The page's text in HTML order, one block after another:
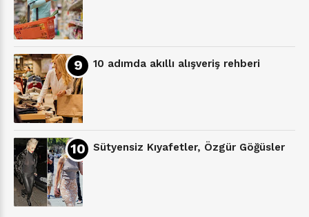
10 adımda akıllı alışveriş rehberi
Sütyensiz Kıyafetler, Özgür Göğüsler